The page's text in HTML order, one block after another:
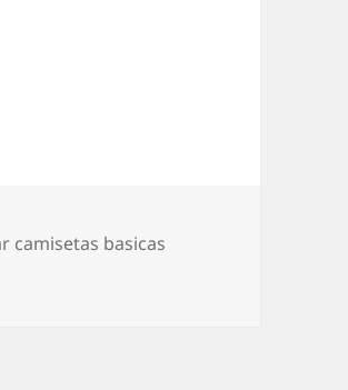
camisetas basicas